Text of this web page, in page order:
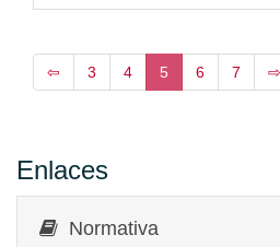
⇦ 3 4 5 6 7 ⇨
Enlaces
Normativa